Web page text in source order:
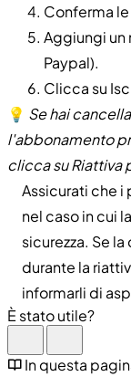
Conferma
Aggiungi
Paypal).
Clicca su
💡 Se hai
l'abbonamento
clicca su Riattiva
Assicurati che
nel caso in cui
sicurezza. Se
durante la
informarli di
È stato utile?
In questa